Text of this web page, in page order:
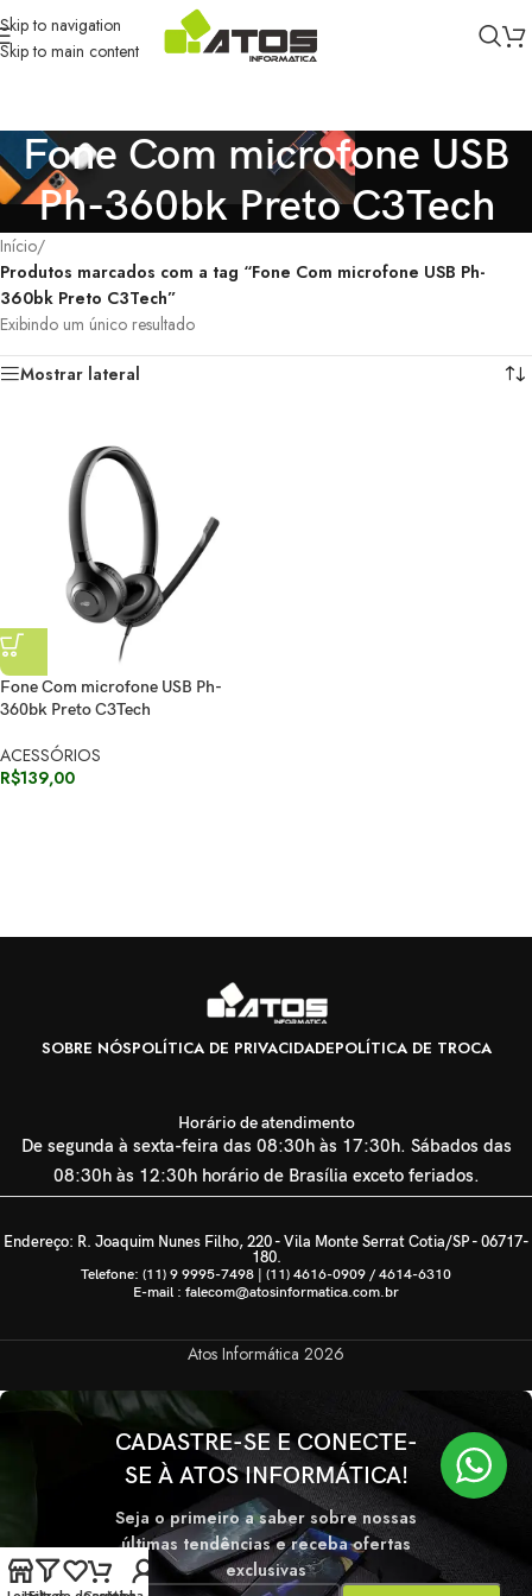
Skip to navigation
Skip to main content
Fone Com microfone USB
Ph-360bk Preto C3Tech
Início/
Produtos marcados com a tag “Fone Com microfone USB Ph-
360bk Preto C3Tech”
Exibindo um único resultado
Mostrar lateral
Fone Com microfone USB Ph-
360bk Preto C3Tech
ACESSÓRIOS
R$139,00
SOBRE NÓSPOLÍTICA DE PRIVACIDADEPOLÍTICA DE TROCA
Horário de atendimento
De segunda à sexta-feira das 08:30h às 17:30h. Sábados das
08:30h às 12:30h horário de Brasília exceto feriados.
Endereço: R. Joaquim Nunes Filho, 220 - Vila Monte Serrat Cotia/SP - 06717-
180.
Telefone: (11) 9 9995-7498 | (11) 4616-0909 / 4614-6310
E-mail : falecom@atosinformatica.com.br
Atos Informática 2026
CADASTRE-SE E CONECTE-
SE À ATOS INFORMÁTICA!
Seja o primeiro a saber sobre nossas
últimas tendências e receba ofertas
exclusivas